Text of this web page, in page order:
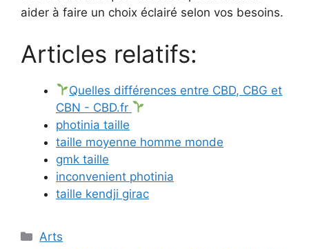
aider à faire un choix éclairé selon vos besoins.
Articles relatifs:
Quelles différences entre CBD, CBG et
CBN - CBD.fr
photinia taille
taille moyenne homme monde
gmk taille
inconvenient photinia
taille kendji girac
Catégories
Arts